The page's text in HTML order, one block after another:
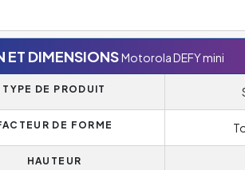
ET DIMENSIONSMotorola DEFY mini
TYPE DE PRODUIT
DE FORME
HAUTEUR